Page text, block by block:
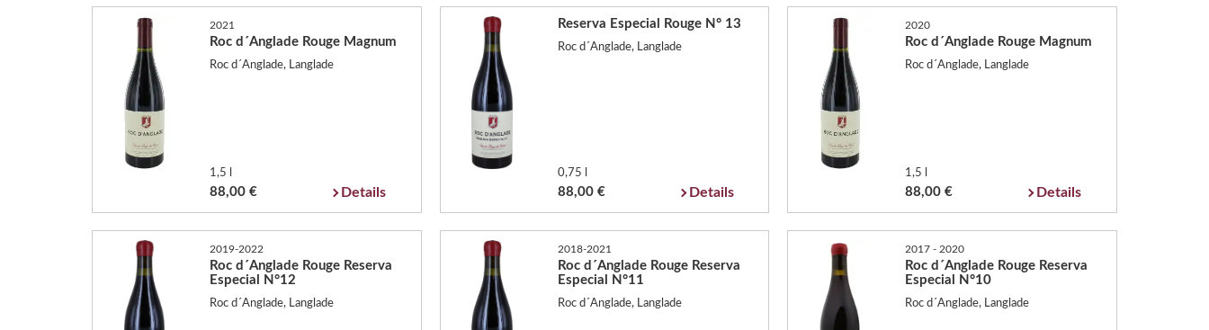
2021
Roc d´Anglade Rouge Magnum
Roc d´Anglade, Langlade
1,5 l
88,00 € Details
Reserva Especial Rouge N° 13
Roc d´Anglade, Langlade
0,75 l
88,00 € Details
2020
Roc d´Anglade Rouge Magnum
Roc d´Anglade, Langlade
1,5 l
88,00 € Details
2019-2022
Roc d´Anglade Rouge Reserva
Especial N°12
Roc d´Anglade, Langlade
2018-2021
Roc d´Anglade Rouge Reserva
Especial N°11
Roc d´Anglade, Langlade
2017 - 2020
Roc d´Anglade Rouge Reserva
Especial N°10
Roc d´Anglade, Langlade